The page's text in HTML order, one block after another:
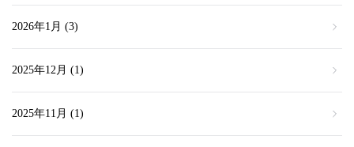
2026年1月 (3)
2025年12月 (1)
2025年11月 (1)